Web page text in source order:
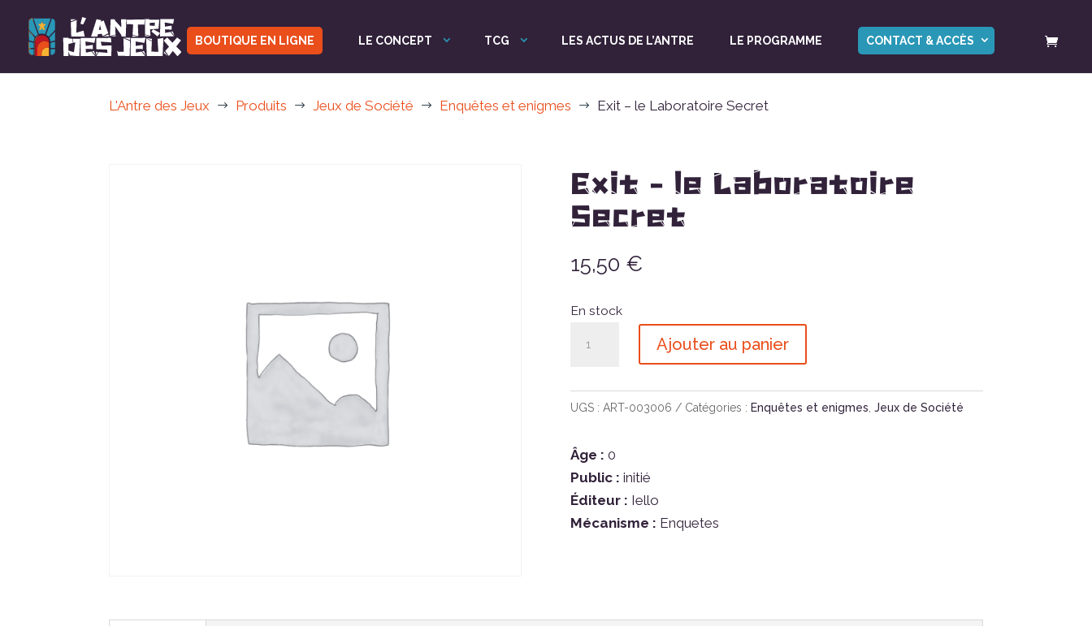
BOUTIQUE EN LIGNE LE CONCEPT TCG LES ACTUS DE L’ANTRE LE PROGRAMME CONTACT & ACCÈS
L'Antre des Jeux $ Produits $ Jeux de Société $ Enquêtes et enigmes $ Exit – le Laboratoire Secret
Exit – le Laboratoire
Secret
15,50 €
En stock
-
Laboratoire
Secret
Ajouter au panier
UGS : ART-003006 Catégories : Enquêtes et enigmes, Jeux de Société
Âge : 0
Public : initié
Éditeur : Iello
Mécanisme : Enquetes